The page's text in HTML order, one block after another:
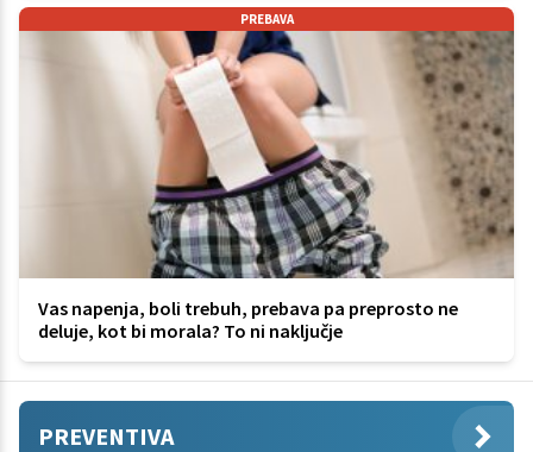
PREBAVA
Vas napenja, boli trebuh, prebava pa preprosto ne
deluje, kot bi morala? To ni naključje
PREVENTIVA